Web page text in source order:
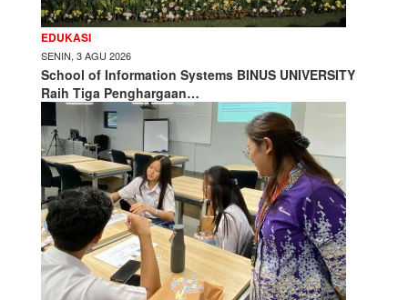
EDUKASI
SENIN, 3 AGU 2026
School of Information Systems BINUS UNIVERSITY
Raih Tiga Penghargaan…